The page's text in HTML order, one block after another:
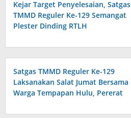
Kejar Target Penyelesaian, Satgas
TMMD Reguler Ke-129 Semangat
Plester Dinding RTLH
Satgas TMMD Reguler Ke-129
Laksanakan Salat Jumat Bersama
Warga Tempapan Hulu, Pererat